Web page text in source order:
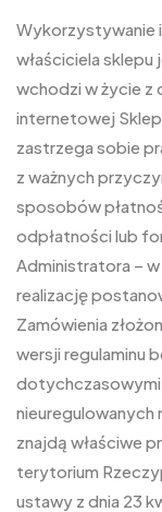
Wykorzystywanie
właściciela sklepu
wchodzi w życie z
internetowej
zastrzega sobie
z ważnych
sposobów
odpłatności lub
Administratora – w
realizację
Zamówienia
wersji regulaminu
dotychczasowymi
nieuregulowanych
znajdą właściwe
terytorium
ustawy z dnia 23